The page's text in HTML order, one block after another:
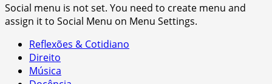
Social menu is not set. You need to create menu and
assign it to Social Menu on Menu Settings.
Reflexões & Cotidiano
Direito
Música